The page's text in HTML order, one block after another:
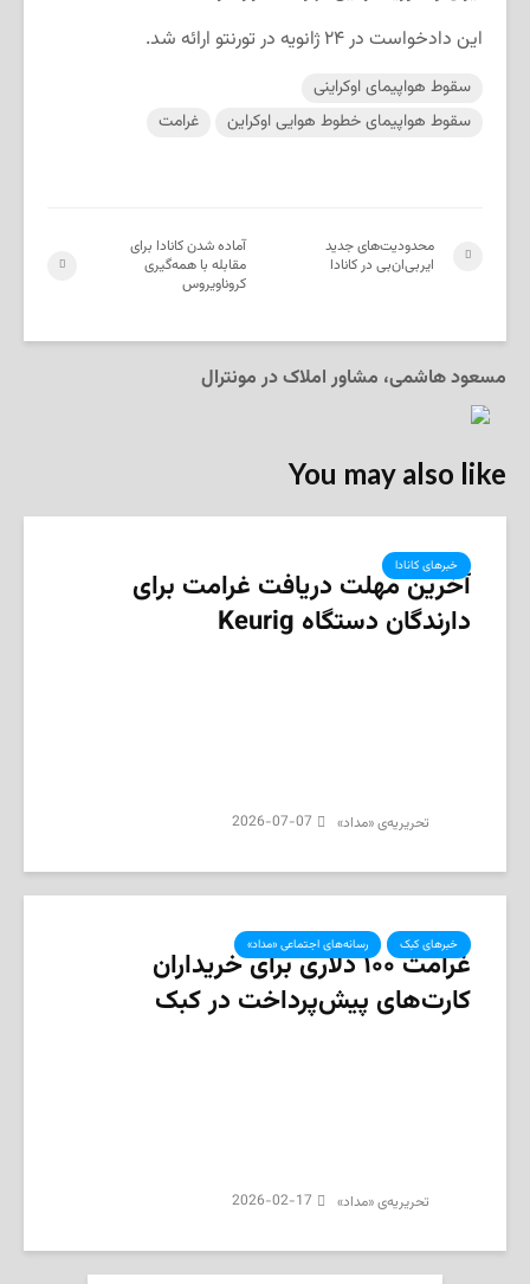
این دادخواست در ۲۴ ژانویه در تورنتو ارائه شد.
سقوط هواپیمای اوکراینی
سقوط هواپیمای خطوط هوایی اوکراین
غرامت
آماده شدن کانادا برای
مقابله با همه‌گیری
کروناویروس
محدودیت‌های جدید
ایربی‌ان‌بی در کانادا
مسعود هاشمی، مشاور املاک در مونترال
You may also like
خبرهای کانادا
آخرین مهلت دریافت غرامت برای
دارندگان دستگاه Keurig
تحریریه‌ی «مداد» 2026-07-07
خبرهای کبک رسانه‌های اجتماعی «مداد»
غرامت ۱۰۰ دلاری برای خریداران
کارت‌های پیش‌پرداخت در کبک
تحریریه‌ی «مداد» 2026-02-17